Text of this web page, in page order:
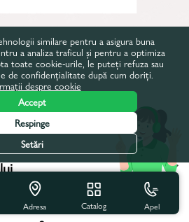
Teava
Adresa Catalog Apel
similare pentru a asigura buna
a analiza traficul și pentru a optimiza
toate cookie-urile, le puteți refuza sau
de confidențialitate după cum doriți.
despre cookie
Accept
Respinge
Setări